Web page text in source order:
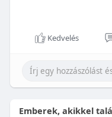
Kedvelés
Emberek, akikkel